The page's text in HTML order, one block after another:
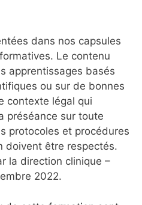
dans nos capsules
Le contenu
apprentissages basés
ou sur de bonnes
contexte légal qui
préséance sur toute
protocoles et procédures
doivent être respectés.
la direction clinique –
2022.